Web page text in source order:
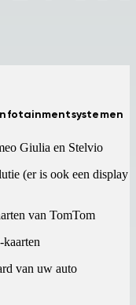
Giulia en Stelvio
(er is ook een display
van TomTom
van uw auto